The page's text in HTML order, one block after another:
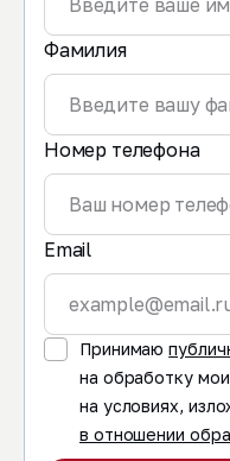
Фамилия
Номер телефона
Email
Принимаю
на обработку
на условиях,
в отношении